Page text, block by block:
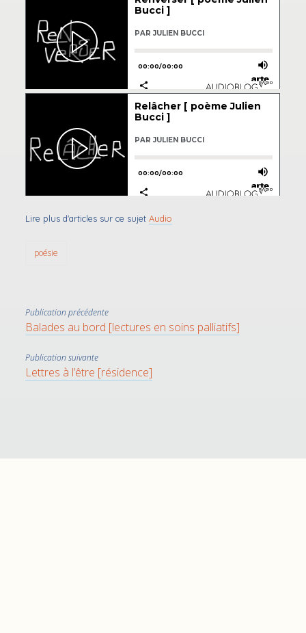
Lire plus d'articles sur ce sujet Audio
poésie
Publication précédente
Balades au bord [lectures en soins palliatifs]
Publication suivante
Lettres à l’être [résidence]